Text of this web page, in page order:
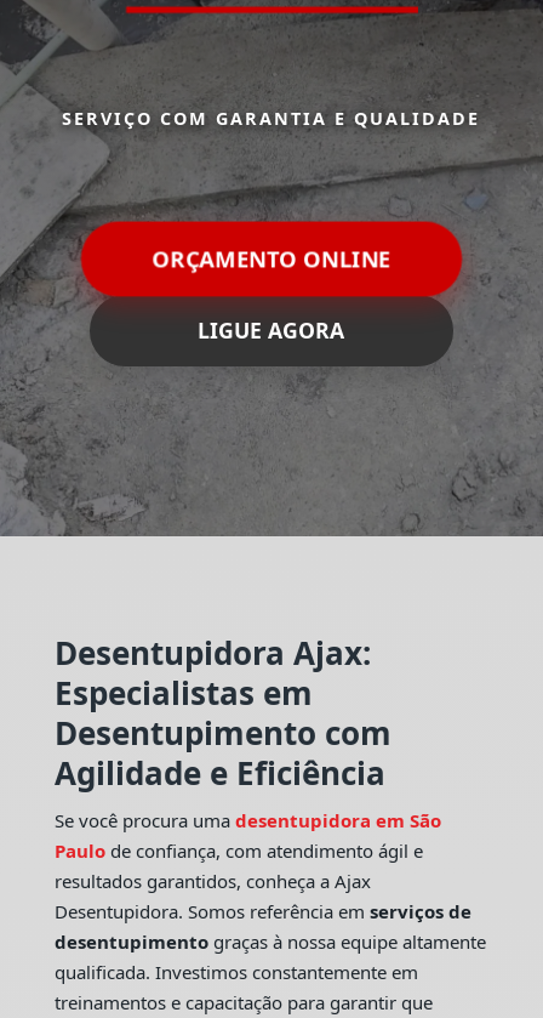
SERVIÇO COM GARANTIA E QUALIDADE
ORÇAMENTO ONLINE
LIGUE AGORA
Desentupidora Ajax:
Especialistas em
Desentupimento com
Agilidade e Eficiência
Se você procura uma desentupidora em São
Paulo de confiança, com atendimento ágil e
resultados garantidos, conheça a Ajax
Desentupidora. Somos referência em serviços de
desentupimentograças à nossa equipe altamente
qualificada. Investimos constantemente em
treinamentos e capacitação para garantir que